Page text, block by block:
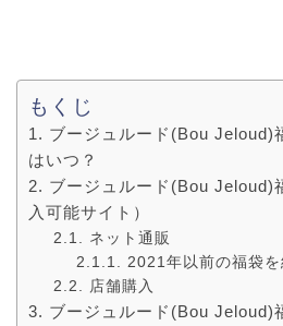
もくじ
ブージュルード(Bou Jeloud)
はいつ？
ブージュルード(Bou Jeloud)
入可能サイト）
ネット通販
2021年以前の福袋を
店舗購入
ブージュルード(Bou Jeloud)